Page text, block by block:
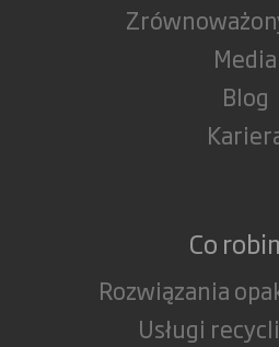
Media
Blog
Co
Rozwiązania
Usługi